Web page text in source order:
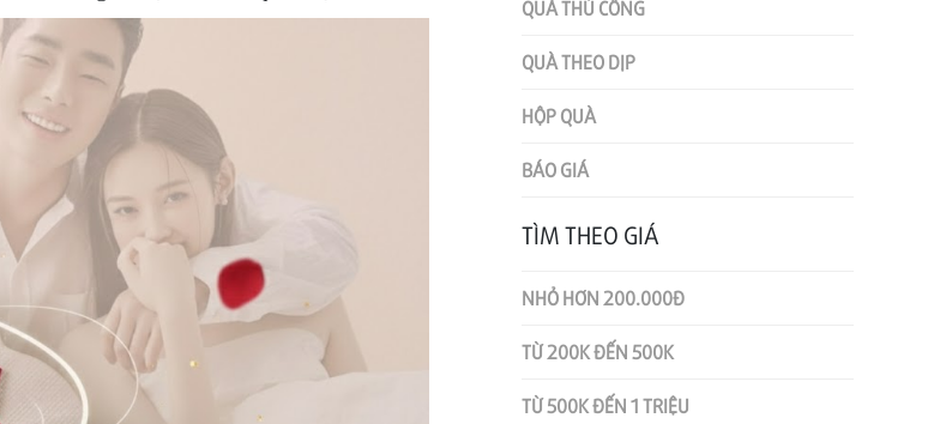
QUÀ THỦ CÔNG
QUÀ THEO DỊP
HỘP QUÀ
BÁO GIÁ
TÌM THEO GIÁ
NHỎ HƠN 200.000Đ
TỪ 200K ĐẾN 500K
TỪ 500K ĐẾN 1 TRIỆU